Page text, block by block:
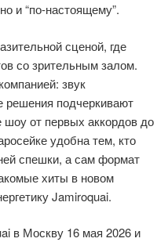
и “по-настоящему”.
сценой, где
со зрительным залом.
звук
решения подчеркивают
шоу от первых аккордов до
удобна тем, кто
спешки, а сам формат
хиты в новом
Jamiroquai.
в Москву 16 мая 2026 и